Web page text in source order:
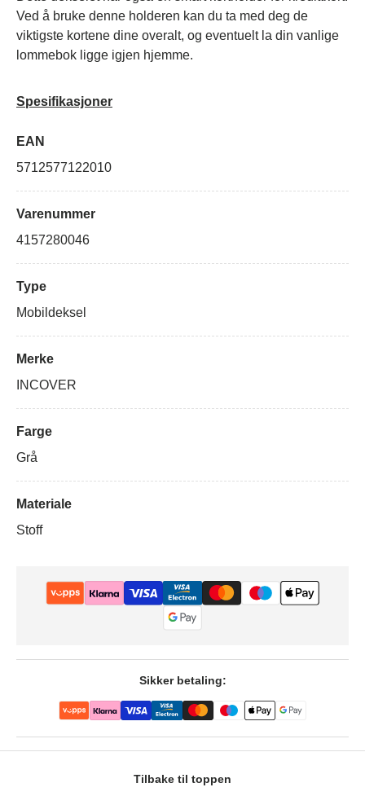
Ved å bruke denne holderen kan du ta med deg de
viktigste kortene dine overalt, og eventuelt la din vanlige
lommebok ligge igjen hjemme.
Spesifikasjoner
EAN
5712577122010
Varenummer
4157280046
Type
Mobildeksel
Merke
INCOVER
Farge
Grå
Materiale
Stoff
Sikker betaling:
Tilbake til toppen